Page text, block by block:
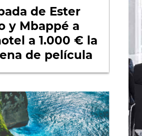
de Ester
y Mbappé a
a 1.000 € la
de película